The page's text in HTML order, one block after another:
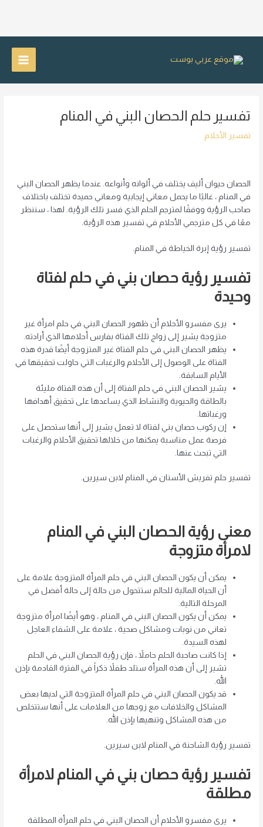
Main
تفسير حلم الحصان البني في المنام
تفسير الأحلام
الحصان حيوان أليف يختلف في ألوانه وأنواعه. عندما يظهر الحصان البني
في المنام ، غالبًا ما يحمل معاني إيجابية ومعاني حميدة تختلف باختلاف
صاحب الرؤية ووفقًا لمترجم الحلم الذي فسر تلك الرؤية. لهذا ، سننظر
معًا في كل مترجمي الأحلام في تفسير هذه الرؤية.
تفسير رؤية إبرة الخياطة في المنام.
تفسير رؤية حصان بني في حلم لفتاة
وحيدة
يرى مفسرو الأحلام أن ظهور الحصان البني في حلم امرأة غير
متزوجة يشير إلى زواج تلك الفتاة بفارس أحلامها الذي أرادته.
يظهر الحصان البني في حلم الفتاة غير المتزوجة أيضًا قدرة هذه
الفتاة على الوصول إلى الأحلام والرغبات التي حاولت تحقيقها في
الأيام السابقة.
يشير الحصان البني في حلم الفتاة إلى أن هذه الفتاة مليئة
بالطاقة والحيوية والنشاط الذي يساعدها على تحقيق أهدافها
ورغباتها.
إن ركوب حصان بني لفتاة لا تعمل يشير إلى أنها ستحصل على
فرصة عمل مناسبة يمكنها من خلالها تحقيق الأحلام والرغبات
التي تبحث عنها.
تفسير حلم تفريش الأسنان في المنام لابن سيرين.
معنى رؤية الحصان البني في المنام
لامرأة متزوجة
يمكن أن يكون الحصان البني في حلم المرأة المتزوجة علامة على
أن الحياة المالية للحالم ستتحول من حالة إلى حالة أفضل في
المرحلة التالية.
يمكن أن يكون الحصان البني في المنام ، وهو أيضًا امرأة متزوجة
تعاني من نوبات ومشاكل صحية ، علامة على الشفاء العاجل
لهذه السيدة.
إذا كانت صاحبة الحلم حاملاً ، فإن رؤية الحصان البني في الحلم
تشير إلى أن هذه المرأة ستلد طفلاً ذكراً في الفترة القادمة بإذن
الله.
قد يكون الحصان البني في حلم المرأة المتزوجة التي لديها بعض
المشاكل والخلافات مع زوجها من العلامات على أنها ستتخلص
من هذه المشاكل وتنهيها بإذن الله.
تفسير رؤية الشاحنة في المنام لابن سيرين.
تفسير رؤية حصان بني في المنام لامرأة
مطلقة
يرى مفسرو الأحلام أن الحصان البني في حلم المرأة المطلقة